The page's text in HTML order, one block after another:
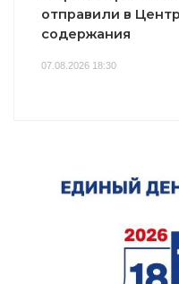
отправили в
содержания
07.08.2026 18:30